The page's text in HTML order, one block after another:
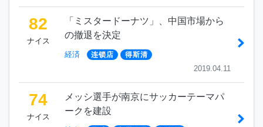
82
ナイス
「ミスタードーナツ」、中国市場から
の撤退を決定
経済 连锁店 得斯清
2019.04.11
74
ナイス
メッシ選手が南京にサッカーテーマパ
ークを建設